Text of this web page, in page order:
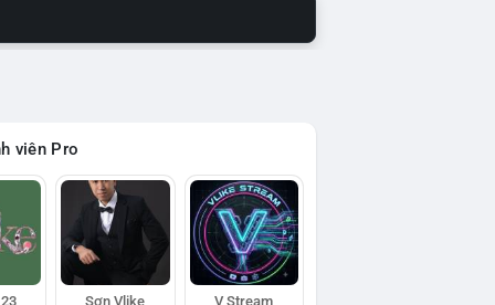
viên Pro
Sơn Vlike V Stream